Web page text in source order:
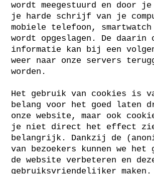
wordt meegestuurd en door je
je harde schrijf van je
mobiele telefoon,
wordt opgeslagen. De daarin
informatie kan bij een
weer naar onze servers
worden.
Het gebruik van cookies is
belang voor het goed laten
onze website, maar ook
je niet direct het effect
belangrijk. Dankzij de
van bezoekers kunnen we het
de website verbeteren en
gebruiksvriendelijker maken.